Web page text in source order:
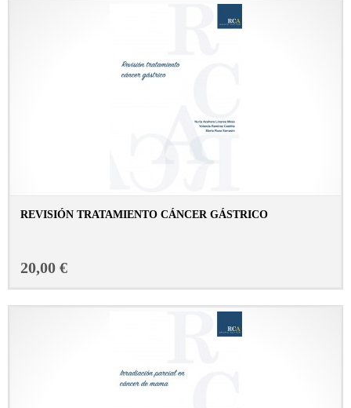
REVISIÓN TRATAMIENTO CÁNCER GÁSTRICO
20,00 €